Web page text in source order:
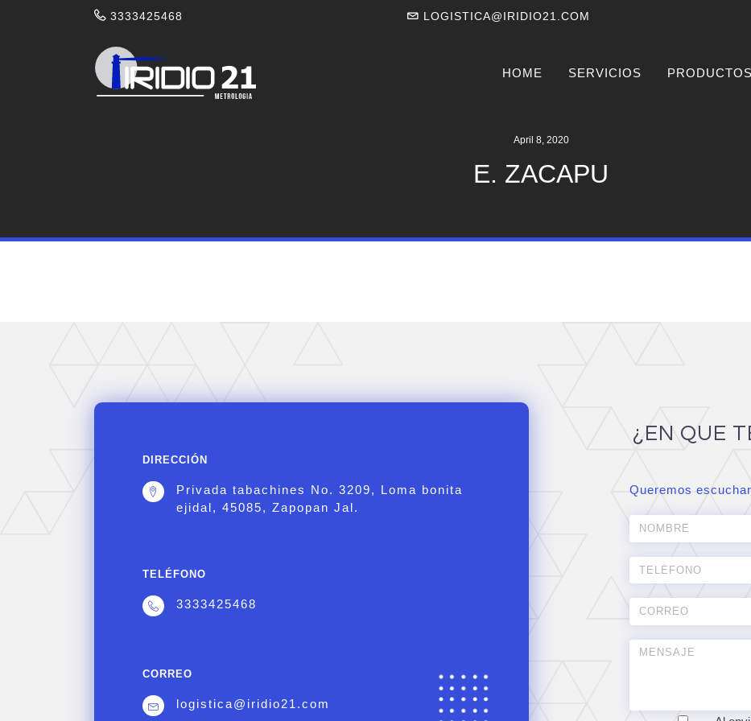
3333425468 LOGISTICA@IRIDIO21.COM
HOME SERVICIOS PRODUCTOS
April 8, 2020
E. ZACAPU
DIRECCIÓN
Privada tabachines No. 3209, Loma bonita
ejidal, 45085, Zapopan Jal.
TELÉFONO
3333425468
CORREO
logistica@iridio21.com
¿EN QUE
Queremos